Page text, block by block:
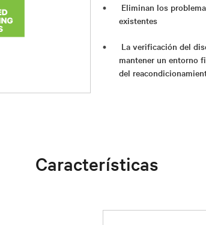
Eliminan los
existentes
La verificación del
mantener un entorno
del
Características